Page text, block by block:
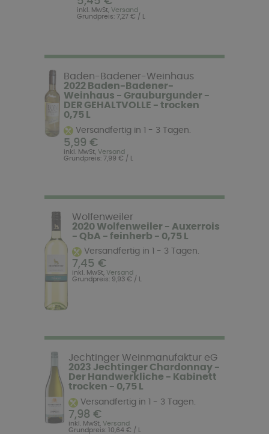
inkl. MwSt,Versand
Grundpreis: 7,27 € / L
Baden-Badener-Weinhaus
2022 Baden-Badener-
Weinhaus - Grauburgunder -
DER GEHALTVOLLE - trocken
0,75 L
Versandfertig in 1 - 3 Tagen.
5,99 €
inkl. MwSt, Versand
Grundpreis: 7,99 € / L
Wolfenweiler
2020 Wolfenweiler - Auxerrois
- QbA - feinherb - 0,75 L
Versandfertig in 1 - 3 Tagen.
7,45 €
inkl. MwSt, Versand
Grundpreis: 9,93 € / L
Jechtinger Weinmanufaktur eG
2023 Jechtinger Chardonnay -
Der Handwerkliche - Kabinett
trocken - 0,75 L
Versandfertig in 1 - 3 Tagen.
7,98 €
inkl. MwSt, Versand
Grundpreis: 10,64 € / L